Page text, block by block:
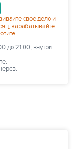
свое дело и
зарабатывайте
до 21:00, внутри